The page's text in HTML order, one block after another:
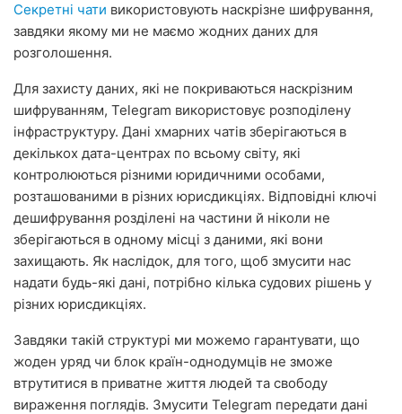
Секретні чати використовують наскрізне шифрування,
завдяки якому ми не маємо жодних даних для
розголошення.
Для захисту даних, які не покриваються наскрізним
шифруванням, Telegram використовує розподілену
інфраструктуру. Дані хмарних чатів зберігаються в
декількох дата-центрах по всьому світу, які
контролюються різними юридичними особами,
розташованими в різних юрисдикціях. Відповідні ключі
дешифрування розділені на частини й ніколи не
зберігаються в одному місці з даними, які вони
захищають. Як наслідок, для того, щоб змусити нас
надати будь-які дані, потрібно кілька судових рішень у
різних юрисдикціях.
Завдяки такій структурі ми можемо гарантувати, що
жоден уряд чи блок країн-однодумців не зможе
втрутитися в приватне життя людей та свободу
вираження поглядів. Змусити Telegram передати дані